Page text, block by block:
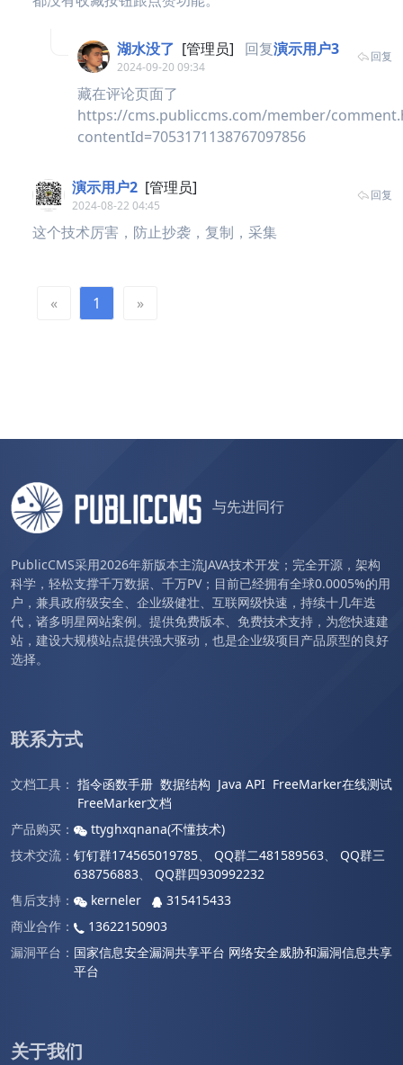
湖水没了 [管理员] 回复演示用户3
2024-09-20 09:34
回复
藏在评论页面了
https://cms.publiccms.com/member/
contentId=7053171138767097856
演示用户2 [管理员]
2024-08-22 04:45
回复
这个技术厉害，防止抄袭，复制，采集
« 1 »
与先进同行
PublicCMS采用2026年新版本主流JAVA技术开发；完全开源，架构
科学，轻松支撑千万数据、千万PV；目前已经拥有全球0.0005%的用
户，兼具政府级安全、企业级健壮、互联网级快速，持续十几年迭
代，诸多明星网站案例。提供免费版本、免费技术支持，为您快速建
站，建设大规模站点提供强大驱动，也是企业级项目产品原型的良好
选择。
联系方式
文档工具： 指令函数手册 数据结构 Java API FreeMarker在线测试
FreeMarker文档
产品购买：
ttyghxqnana(不懂技术)
技术交流： 钉钉群174565019785、 QQ群二481589563、 QQ群三
638756883、 QQ群四930992232
售后支持：
kerneler
315415433
商业合作：
13622150903
漏洞平台： 国家信息安全漏洞共享平台 网络安全威胁和漏洞信息共享
平台
关于我们